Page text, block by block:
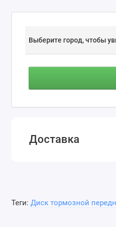
Выберите город, чтобы
Доставка
Теги: Диск тормозной